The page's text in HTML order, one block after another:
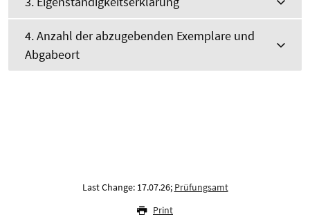
4. Anzahl der abzugebenden Exemplare und
Abgabeort
Last Change: 17.07.26; Prüfungsamt
Print